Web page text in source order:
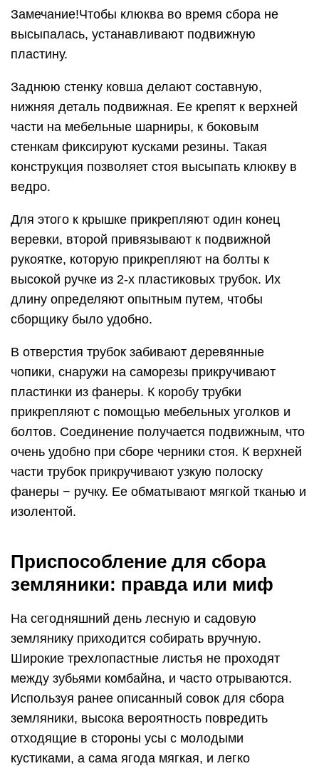
Замечание!Чтобы клюква во время сбора не
высыпалась, устанавливают подвижную
пластину.
Заднюю стенку ковша делают составную,
нижняя деталь подвижная. Ее крепят к верхней
части на мебельные шарниры, к боковым
стенкам фиксируют кусками резины. Такая
конструкция позволяет стоя высыпать клюкву в
ведро.
Для этого к крышке прикрепляют один конец
веревки, второй привязывают к подвижной
рукоятке, которую прикрепляют на болты к
высокой ручке из 2-х пластиковых трубок. Их
длину определяют опытным путем, чтобы
сборщику было удобно.
В отверстия трубок забивают деревянные
чопики, снаружи на саморезы прикручивают
пластинки из фанеры. К коробу трубки
прикрепляют с помощью мебельных уголков и
болтов. Соединение получается подвижным, что
очень удобно при сборе черники стоя. К верхней
части трубок прикручивают узкую полоску
фанеры − ручку. Ее обматывают мягкой тканью и
изолентой.
Приспособление для сбора
земляники: правда или миф
На сегодняшний день лесную и садовую
землянику приходится собирать вручную.
Широкие трехлопастные листья не проходят
между зубьями комбайна, и часто отрываются.
Используя ранее описанный совок для сбора
земляники, высока вероятность повредить
отходящие в стороны усы с молодыми
кустиками, а сама ягода мягкая, и легко